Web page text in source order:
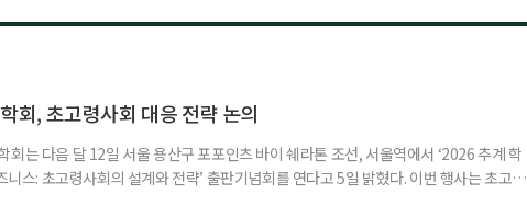
회, 초고령사회 대응 전략 논의
회는 다음 달 12일 서울 용산구 포포인츠 바이 쉐라톤 조선, 서울역에서 ‘2026 추계 학
니스: 초고령사회의 설계와 전략’ 출판기념회를 연다고 5일 밝혔다. 이번 행사는 초고령